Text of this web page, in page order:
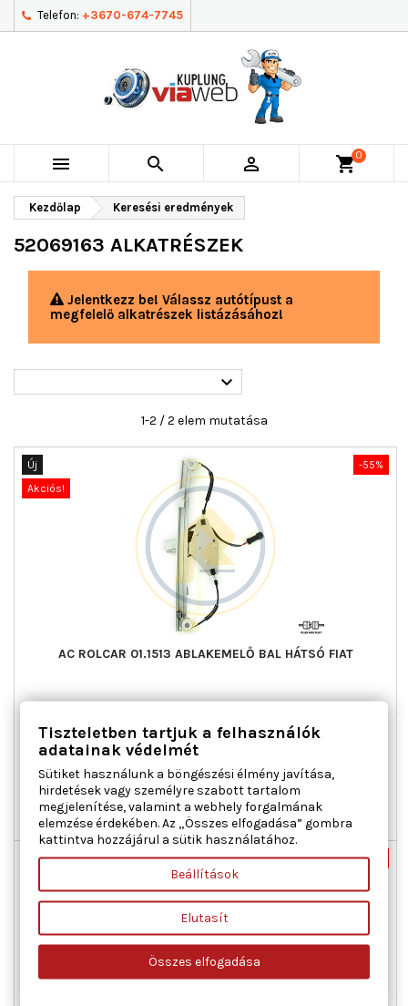
Telefon: +3670-674-7745
   shopping_cart0
Kezdőlap Keresési eredmények
52069163 ALKATRÉSZEK
Jelentkezz be! Válassz autótípust a
megfelelő alkatrészek listázásához!

1-2 / 2 elem mutatása
-55%
Új
Akciós!
AC ROLCAR 01.1513 ABLAKEMELŐ BAL HÁTSÓ FIAT
cikk/kiegészítő info : Villanymotorral, Működési mód :
elektromos, Tömeg [kg] : 1,294
Ár35 657 Ft
Normál
ár
79 237 Ft
 Kosárba Bővebben
Utolsó tételek a raktáron
-55%
Tiszteletben tartjuk a felhasználók
adatainak védelmét
Sütiket használunk a böngészési élmény javítása,
hirdetések vagy személyre szabott tartalom
megjelenítése, valamint a webhely forgalmának
elemzése érdekében. Az „Összes elfogadása” gombra
kattintva hozzájárul a sütik használatához.
Beállítások
Elutasít
Összes elfogadása